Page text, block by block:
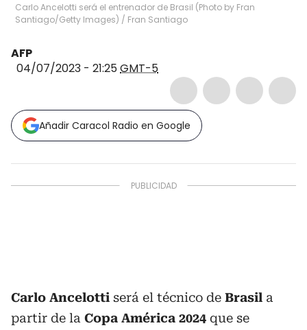
Carlo Ancelotti será el entrenador de Brasil (Photo by Fran
Santiago/Getty Images) / Fran Santiago
AFP
04/07/2023 - 21:25GMT-5
Añadir Caracol Radio en Google
Carlo Ancelotti será el técnico de Brasil a
partir de la Copa América 2024 que se